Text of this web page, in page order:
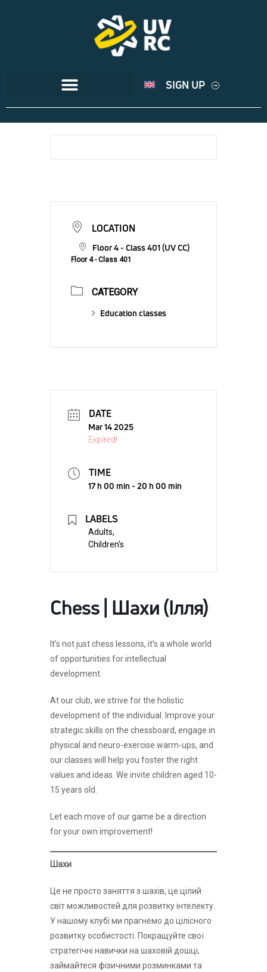
SIGN UP
LOCATION
Floor 4 - Class 401 (UV CC)
Floor 4 - Class 401
CATEGORY
Education classes
DATE
Mar 14 2025
Expired!
TIME
17 h 00 min - 20 h 00 min
LABELS
Adults,
Children's
Chess | Шахи (Ілля)
It’s not just chess lessons, it’s a whole world
of opportunities for intellectual
development.
At our club, we strive for the holistic
development of the individual. Improve your
strategic skills on the chessboard, engage in
physical and neuro-exercise warm-ups, and
our classes will help you foster the right
values and ideas. We invite children aged 10-
15 years old.
Let each move of our game be a direction
for your own improvement!
Шахи
Це не просто заняття з шахів, це цілий
світ можливостей для розвитку інтелекту.
У нашому клубі ми прагнемо до цілісного
розвитку особистості. Покращуйте свої
стратегічні навички на шаховій дошці,
займайтеся фізичними розминками та